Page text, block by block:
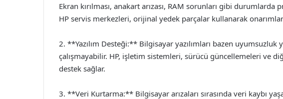
Ekran kırılması, anakart arızası, RAM sorunları gibi
HP servis merkezleri, orijinal yedek parçalar kullanarak
2. **Yazılım Desteği:** Bilgisayar yazılımları bazen
çalışmayabilir. HP, işletim sistemleri, sürücü güncellemeleri ve
destek sağlar.
3. **Veri Kurtarma:** Bilgisayar arızaları sırasında veri kaybı